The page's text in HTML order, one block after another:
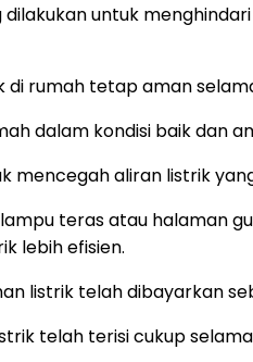
untuk
di rumah tetap aman
dalam kondisi baik dan
aliran listrik
teras atau halaman
lebih efisien.
listrik telah dibayarkan
telah terisi cukup